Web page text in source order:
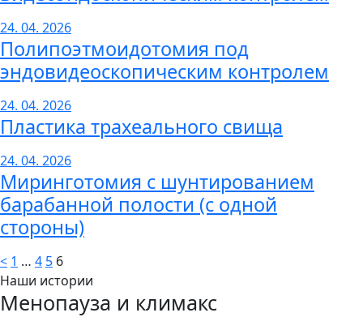
24. 04. 2026
Полипоэтмоидотомия под
эндовидеоскопическим контролем
24. 04. 2026
Пластика трахеального свища
24. 04. 2026
Миринготомия с шунтированием
барабанной полости (с одной
стороны)
< 1 … 4 5 6
Наши истории
Менопауза и климакс